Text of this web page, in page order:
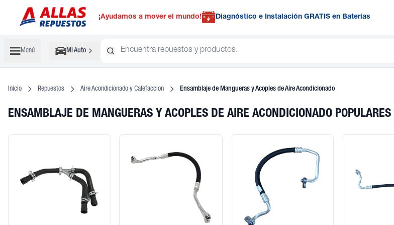
¡Ayudamos a mover el mundo! Diagnóstico e Instalación GRATIS en Baterías
Menú Mi Auto
Inicio Repuestos Aire Acondicionado y Calefaccion Ensamblaje de Mangueras y Acoples de Aire Acondicionado
ENSAMBLAJE DE MANGUERAS Y ACOPLES DE AIRE ACONDICIONADO POPULARES